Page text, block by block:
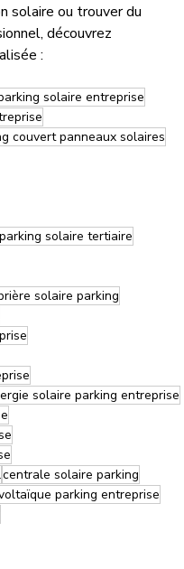
solaire ou trouver du
découvrez
:
solaire entreprise
couvert panneaux solaires
parking solaire tertiaire
solaire parking
solaire parking entreprise
centrale solaire parking
parking entreprise